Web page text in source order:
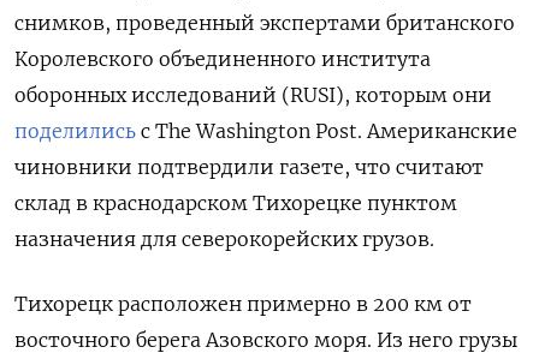
снимков, проведенный экспертами британского
Королевского объединенного института
оборонных исследований (RUSI), которым они
поделились с The Washington Post. Американские
чиновники подтвердили газете, что считают
склад в краснодарском Тихорецке пунктом
назначения для северокорейских грузов.
Тихорецк расположен примерно в 200 км от
восточного берега Азовского моря. Из него грузы